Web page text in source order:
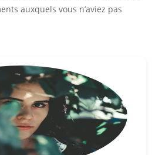
auxquels vous n’aviez pas